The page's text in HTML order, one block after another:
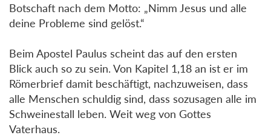
Botschaft nach dem Motto: „Nimm Jesus und alle
deine Probleme sind gelöst.“
Beim Apostel Paulus scheint das auf den ersten
Blick auch so zu sein. Von Kapitel 1,18 an ist er im
Römerbrief damit beschäftigt, nachzuweisen, dass
alle Menschen schuldig sind, dass sozusagen alle im
Schweinestall leben. Weit weg von Gottes
Vaterhaus.